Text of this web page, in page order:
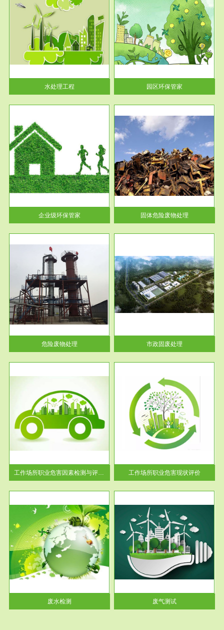
水处理工程
服务范围
园区环保管家
2016 年 4 月，环保部下发《关
于积极发挥环境保护作用促进供
给侧结...
园区环保管家
企业级环保管家
服务范围
固体危险废物处理
固体废物解释：固体废物是指人
们在生产建设、日常生活和其他
活动中...
固体危险废物处理
危险废物处理
服务范围
市政固废处理
蔚蓝生态环境科技所从事的市政
废物处理业务包括市政废物的处
理处...
市政固废处理
工作场所职业危害因素检测与评价...
服务范围
工作场所职业危害现状评价
【现状评价意义】：具体因素---
-通过质谱分析等多种手段明确
工作场...
工作场所职业危害现状评价
废水检测
服务范围
废气测试
检测范围工业废气检测包括有机
废气和无机废气。有机废气主要
包括...
废气测试